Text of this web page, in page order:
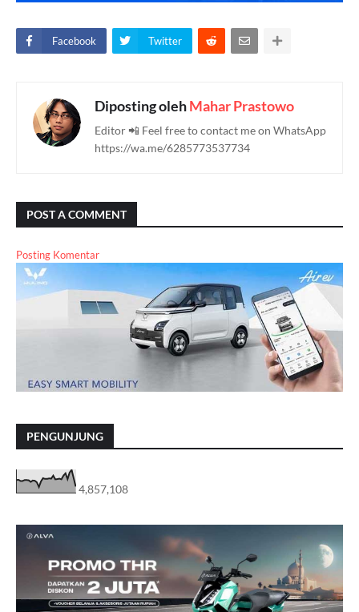
Facebook Twitter
Diposting olehMahar Prastowo
Editor 📲 Feel free to contact me on WhatsApp
https://wa.me/6285773537734
POST A COMMENT
Posting Komentar
PENGUNJUNG
4,857,108